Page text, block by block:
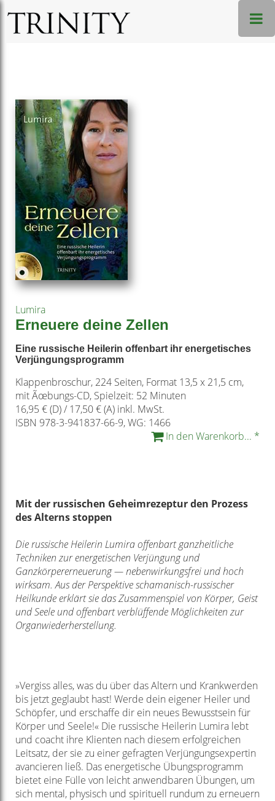
Lumira
Erneuere deine Zellen
Eine russische Heilerin offenbart ihr energetisches
Verjüngungsprogramm
Klappenbroschur, 224 Seiten, Format 13,5 x 21,5 cm,
mit Ãœbungs-CD, Spielzeit: 52 Minuten
16,95 € (D) / 17,50 € (A) inkl. MwSt.
ISBN 978-3-941837-66-9, WG: 1466
In den Warenkorb... *
Mit der russischen Geheimrezeptur den Prozess
des Alterns stoppen
Die russische Heilerin Lumira offenbart ganzheitliche
Techniken zur energetischen Verjüngung und
Ganzkörpererneuerung — nebenwirkungsfrei und hoch
wirksam. Aus der Perspektive schamanisch-russischer
Heilkunde erklärt sie das Zusammenspiel von Körper, Geist
und Seele und offenbart verblüffende Möglichkeiten zur
Organwiederherstellung.
»Vergiss alles, was du über das Altern und Krankwerden
bis jetzt geglaubt hast! Werde dein eigener Heiler und
Schöpfer, und erschaffe dir ein neues Bewusstsein für
Körper und Seele!« Die russische Heilerin Lumira lebt
und coacht ihre Klienten nach diesem erfolgreichen
Leitsatz, der sie zu einer gefragten Verjüngungsexpertin
avancieren ließ. Das energetische Übungsprogramm
bietet eine Fülle von leicht anwendbaren Übungen, um
sich mental, physisch und spirituell rundum zu erneuern